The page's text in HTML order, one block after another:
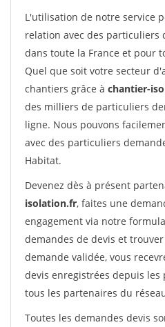
L'utilisation de notre service
relation avec des particuliers
dans toute la France et pour
Quel que soit votre secteur
chantiers grâce à chantier-
des milliers de particuliers
ligne. Nous pouvons
avec des particuliers
Habitat.
Devenez dès à présent
isolation.fr, faites une
engagement via notre
demandes de devis et
demande validée, vous
devis enregistrées depuis les
tous les partenaires du
Toutes les demandes devis